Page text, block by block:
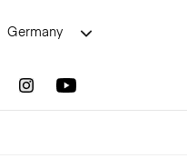
Germany